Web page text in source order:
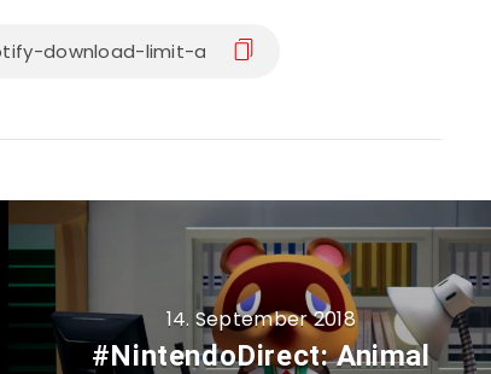
14. September 2018
#NintendoDirect: Animal